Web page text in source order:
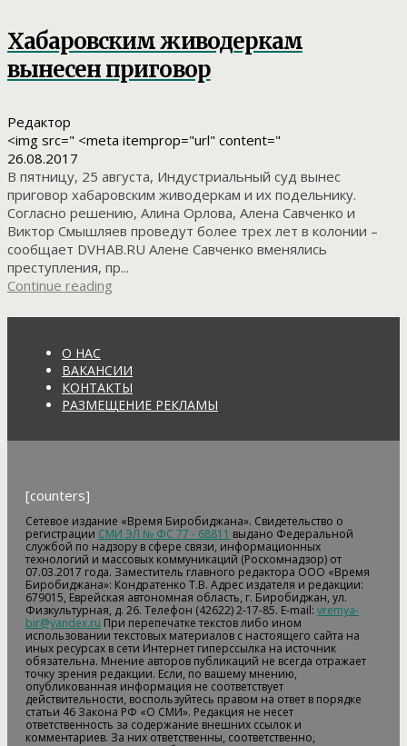
Хабаровским живодеркам
вынесен приговор
Редактор
<img src=" <meta itemprop="url" content="
26.08.2017
В пятницу, 25 августа, Индустриальный суд вынес
приговор хабаровским живодеркам и их подельнику.
Согласно решению, Алина Орлова, Алена Савченко и
Виктор Смышляев проведут более трех лет в колонии –
сообщает DVHAB.RU Алене Савченко вменялись
преступления, пр...
Continue reading
О НАС
ВАКАНСИИ
КОНТАКТЫ
РАЗМЕЩЕНИЕ РЕКЛАМЫ
[counters]
Сетевое издание «Время Биробиджана». Свидетельство о
регистрации СМИ ЭЛ № ФС 77 - 68811 выдано Федеральной
службой по надзору в сфере связи, информационных
технологий и массовых коммуникаций (Роскомнадзор) от
07.03.2017 года. Заместитель главного редактора ООО «Время
Биробиджана»: Кондратенко Т.В. Адрес издателя и редакции:
679015, Еврейская автономная область, г. Биробиджан, ул.
Физкультурная, д. 26. Телефон (42622) 2-17-85. E-mail: vremya-
bir@yandex.ru При перепечатке текстов либо ином
использовании текстовых материалов с настоящего сайта на
иных ресурсах в сети Интернет гиперссылка на источник
обязательна. Мнение авторов публикаций не всегда отражает
точку зрения редакции. Если, по вашему мнению,
опубликованная информация не соответствует
действительности, воспользуйтесь правом на ответ в порядке
статьи 46 Закона РФ «О СМИ». Редакция не несет
ответственность за содержание внешних ссылок и
комментариев. За них ответственны, соответственно,